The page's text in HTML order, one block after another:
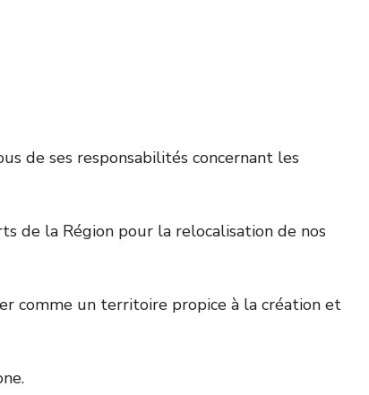
de ses responsabilités concernant les
de la Région pour la relocalisation de nos
comme un territoire propice à la création et